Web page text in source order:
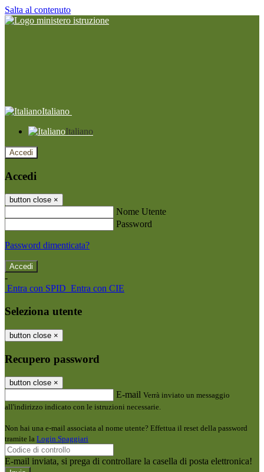
Salta al contenuto
Italiano
Italiano
Accedi
Accedi
button close ×
Nome Utente
Password
Password dimenticata?
-
Entra con SPID Entra con CIE
Seleziona utente
button close ×
Recupero password
button close ×
E-mail Verrà inviato un messaggio
all'indirizzo indicato con le istruzioni necessarie.
Non hai una e-mail associata al nome utente? Effettua il reset della password
tramite la Login Spaggiari
E-mail inviata, si prega di controllare la casella di posta elettronica!